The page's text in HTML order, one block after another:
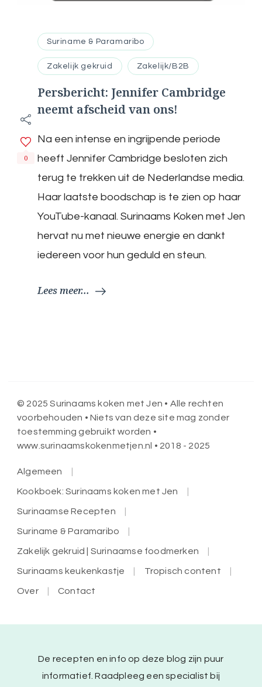
Suriname & Paramaribo
Zakelijk gekruid Zakelijk/B2B
Persbericht: Jennifer Cambridge
neemt afscheid van ons!
0
Na een intense en ingrijpende periode
heeft Jennifer Cambridge besloten zich
terug te trekken uit de Nederlandse media.
Haar laatste boodschap is te zien op haar
YouTube-kanaal. Surinaams Koken met Jen
hervat nu met nieuwe energie en dankt
iedereen voor hun geduld en steun.
Lees meer...
© 2025 Surinaams koken met Jen • Alle rechten
voorbehouden • Niets van deze site mag zonder
toestemming gebruikt worden •
www.surinaamskokenmetjen.nl • 2018 - 2025
Algemeen
Kookboek: Surinaams koken met Jen
Surinaamse Recepten
Suriname & Paramaribo
Zakelijk gekruid | Surinaamse foodmerken
Surinaams keukenkastje Tropisch content
Over Contact
De recepten en info op deze blog zijn puur
informatief. Raadpleeg een specialist bij